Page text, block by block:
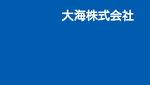
大海株式会社